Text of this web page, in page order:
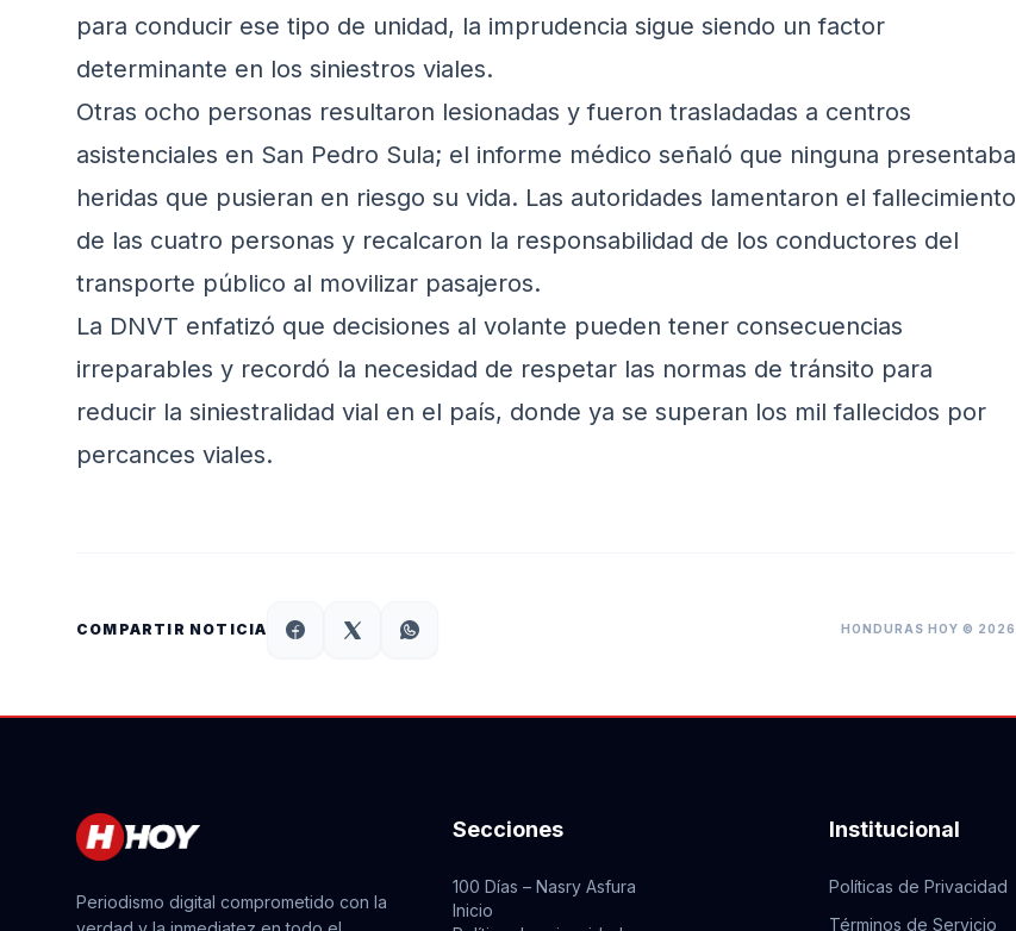
para conducir ese tipo de unidad, la imprudencia sigue siendo un factor
determinante en los siniestros viales.
Otras ocho personas resultaron lesionadas y fueron trasladadas a centros
asistenciales en San Pedro Sula; el informe médico señaló que ninguna presentaba
heridas que pusieran en riesgo su vida. Las autoridades lamentaron el fallecimiento
de las cuatro personas y recalcaron la responsabilidad de los conductores del
transporte público al movilizar pasajeros.
La DNVT enfatizó que decisiones al volante pueden tener consecuencias
irreparables y recordó la necesidad de respetar las normas de tránsito para
reducir la siniestralidad vial en el país, donde ya se superan los mil fallecidos por
percances viales.
COMPARTIR NOTICIA HONDURAS HOY © 2026
Periodismo digital comprometido con la
Secciones
100 Días – Nasry Asfura
Inicio
Institucional
Políticas de Privacidad
Términos de Servicio